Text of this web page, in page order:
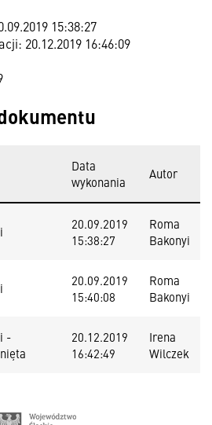
15:38:27
20.12.2019 16:46:09
Data
wykonania
Autor
20.09.2019
15:38:27
Roma
Bakonyi
20.09.2019
15:40:08
Roma
Bakonyi
-
20.12.2019
16:42:49
Irena
Wilczek